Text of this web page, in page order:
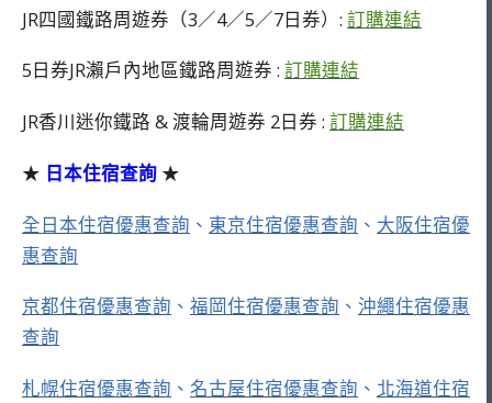
JR四國鐵路周遊券（3／4／5／7日券）: 訂購連結
5日券JR瀨戶內地區鐵路周遊券 : 訂購連結
JR香川迷你鐵路 & 渡輪周遊券 2日券 : 訂購連結
★ 日本住宿查詢 ★
全日本住宿優惠查詢 、 東京住宿優惠查詢 、 大阪住宿優
惠查詢
京都住宿優惠查詢 、 福岡住宿優惠查詢 、 沖繩住宿優惠
查詢
札幌住宿優惠查詢 、 名古屋住宿優惠查詢 、 北海道住宿